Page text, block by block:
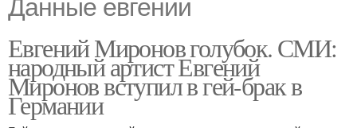
Данные евгении
Евгений Миронов голубок. СМИ:
народный артист Евгений
Миронов вступил в гей-брак в
Германии